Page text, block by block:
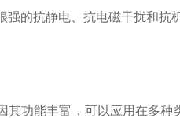
强的抗静电、抗电磁干扰和
其功能丰富，可以应用在多